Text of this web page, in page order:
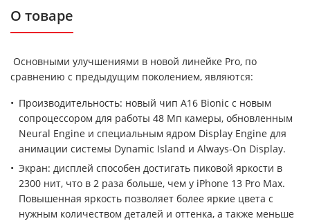
О товаре
Основными улучшениями в новой линейке Pro, по
сравнению с предыдущим поколением, являются:
Производительность: новый чип A16 Bionic с новым
сопроцессором для работы 48 Мп камеры, обновленным
Neural Engine и специальным ядром Display Engine для
анимации системы Dynamic Island и Always-On Display.
Экран: дисплей способен достигать пиковой яркости в
2300 нит, что в 2 раза больше, чем у iPhone 13 Pro Max.
Повышенная яркость позволяет более яркие цвета с
нужным количеством деталей и оттенка, а также меньше